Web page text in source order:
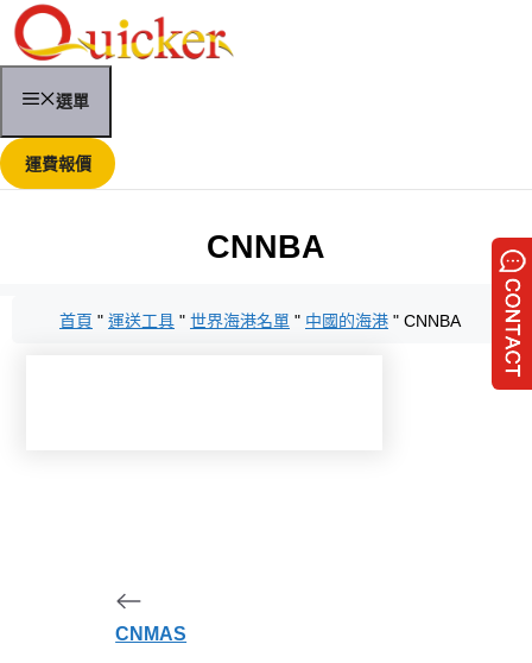
跳
至
內
選單
運費報價
CNNBA
首頁 " 運送工具 " 世界海港名單 " 中國的海港 " CNNBA
CNMAS